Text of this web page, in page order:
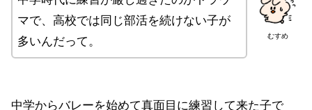
むすめ
マで、高校では同じ部活を続けない子が
多いんだって。
中学からバレーを始めて真面目に練習して来た子で